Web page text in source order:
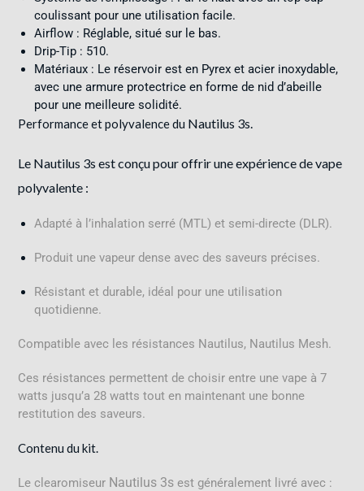
coulissant pour une utilisation facile.
Airflow : Réglable, situé sur le bas.
Drip-Tip : 510.
Matériaux : Le réservoir est en Pyrex et acier inoxydable,
avec une armure protectrice en forme de nid d’abeille
pour une meilleure solidité.
Performance et polyvalence du Nautilus 3s.
Le Nautilus 3sest conçu pour offrir une expérience de vape
polyvalente :
Adapté à l’inhalation serré (MTL) et semi-directe (DLR).
Produit une vapeur dense avec des saveurs précises.
Résistant et durable, idéal pour une utilisation
quotidienne.
Compatible avec les résistances Nautilus, Nautilus Mesh.
Ces résistances permettent de choisir entre une vape à 7
watts jusqu’a 28 watts tout en maintenant une bonne
restitution des saveurs.
Contenu du kit.
Le clearomiseur Nautilus 3sest généralement livré avec :